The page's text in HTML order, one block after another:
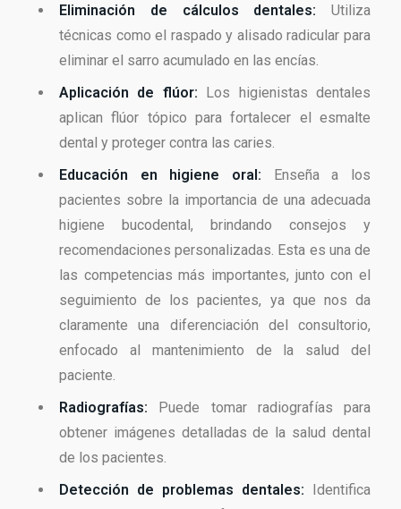
Eliminación de cálculos dentales: Utiliza
técnicas como el raspado y alisado radicular para
eliminar el sarro acumulado en las encías.
Aplicación de flúor: Los higienistas dentales
aplican flúor tópico para fortalecer el esmalte
dental y proteger contra las caries.
Educación en higiene oral: Enseña a los
pacientes sobre la importancia de una adecuada
higiene bucodental, brindando consejos y
recomendaciones personalizadas. Esta es una de
las competencias más importantes, junto con el
seguimiento de los pacientes, ya que nos da
claramente una diferenciación del consultorio,
enfocado al mantenimiento de la salud del
paciente.
Radiografías: Puede tomar radiografías para
obtener imágenes detalladas de la salud dental
de los pacientes.
Detección de problemas dentales: Identifica